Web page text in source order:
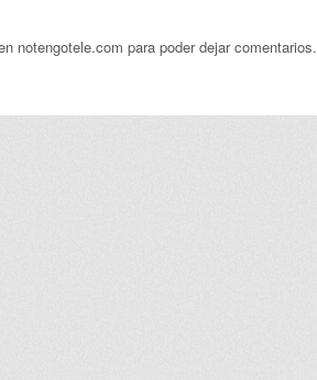
notengotele.com para poder dejar comentarios.